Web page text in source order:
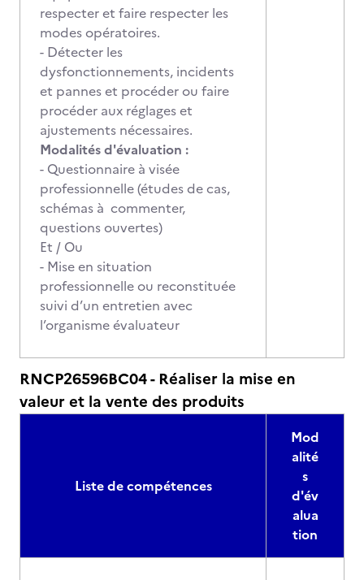
respecter et faire respecter les
modes opératoires.
- Détecter les
dysfonctionnements, incidents
et pannes et procéder ou faire
procéder aux réglages et
ajustements nécessaires.
Modalités d'évaluation :
- Questionnaire à visée
professionnelle (études de cas,
schémas à commenter,
questions ouvertes)
Et / Ou
- Mise en situation
professionnelle ou reconstituée
suivi d’un entretien avec
l’organisme évaluateur
RNCP26596BC04 - Réaliser la mise en
valeur et la vente des produits
Liste de compétences
Mod
alité
s
d'év
alua
tion